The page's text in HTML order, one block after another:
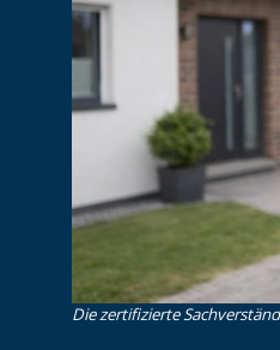
Die zertifizierte